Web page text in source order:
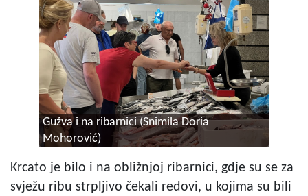
Gužva i na ribarnici (Snimila Doria
Mohorović)
Krcato je bilo i na obližnjoj ribarnici, gdje su se za
svježu ribu strpljivo čekali redovi, u kojima su bili